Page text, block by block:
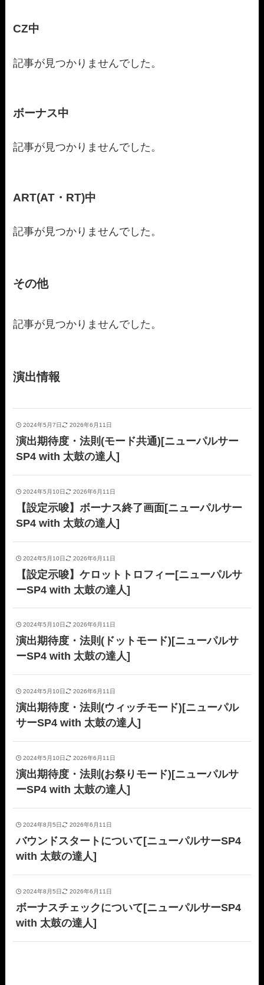
CZ中
記事が見つかりませんでした。
ボーナス中
記事が見つかりませんでした。
ART(AT・RT)中
記事が見つかりませんでした。
その他
記事が見つかりませんでした。
演出情報
2024年5月7日 2026年6月11日
演出期待度・法則(モード共通)[ニューパルサー
SP4 with 太鼓の達人]
2024年5月10日 2026年6月11日
【設定示唆】ボーナス終了画面[ニューパルサー
SP4 with 太鼓の達人]
2024年5月10日 2026年6月11日
【設定示唆】ケロットトロフィー[ニューパルサ
ーSP4 with 太鼓の達人]
2024年5月10日 2026年6月11日
演出期待度・法則(ドットモード)[ニューパルサ
ーSP4 with 太鼓の達人]
2024年5月10日 2026年6月11日
演出期待度・法則(ウィッチモード)[ニューパル
サーSP4 with 太鼓の達人]
2024年5月10日 2026年6月11日
演出期待度・法則(お祭りモード)[ニューパルサ
ーSP4 with 太鼓の達人]
2024年8月5日 2026年6月11日
バウンドスタートについて[ニューパルサーSP4
with 太鼓の達人]
2024年8月5日 2026年6月11日
ボーナスチェックについて[ニューパルサーSP4
with 太鼓の達人]